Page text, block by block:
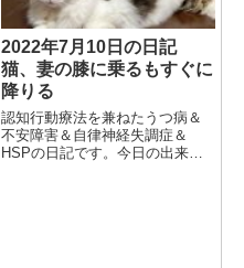
2022年7月10日の日記
猫、妻の膝に乗るもすぐに
降りる
認知行動療法を兼ねたうつ病＆
不安障害＆自律神経失調症＆
HSPの日記です。今日の出来事